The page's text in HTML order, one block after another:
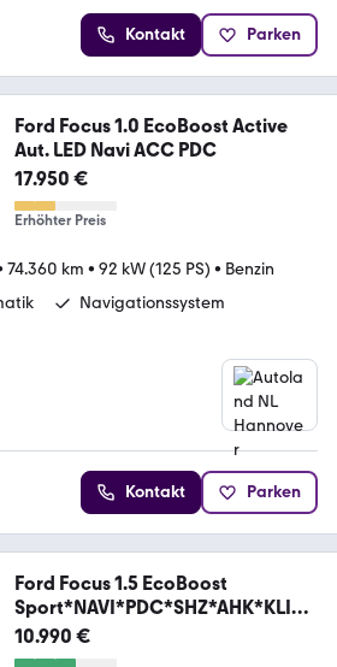
Kontakt Parken
Ford Focus 1.0 EcoBoost Active
Aut. LED Navi ACC PDC
17.950 €
Erhöhter Preis
74.360 km • 92 kW (125 PS) • Benzin
Navigationssystem
Kontakt Parken
Ford Focus 1.5 EcoBoost
Sport*NAVI*PDC*SHZ*AHK*KLIM
A*
10.990 €